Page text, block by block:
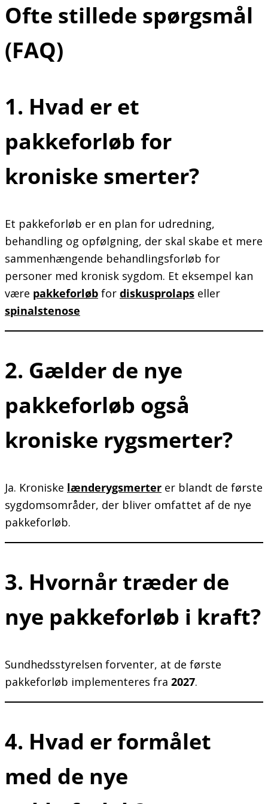
Ofte stillede spørgsmål
(FAQ)
1. Hvad er et
pakkeforløb for
kroniske smerter?
Et pakkeforløb er en plan for udredning,
behandling og opfølgning, der skal skabe et mere
sammenhængende behandlingsforløb for
personer med kronisk sygdom. Et eksempel kan
være pakkeforløb for diskusprolaps eller
spinalstenose
2. Gælder de nye
pakkeforløb også
kroniske rygsmerter?
Ja. Kroniske lænderygsmerter er blandt de første
sygdomsområder, der bliver omfattet af de nye
pakkeforløb.
3. Hvornår træder de
nye pakkeforløb i kraft?
Sundhedsstyrelsen forventer, at de første
pakkeforløb implementeres fra 2027.
4. Hvad er formålet
med de nye